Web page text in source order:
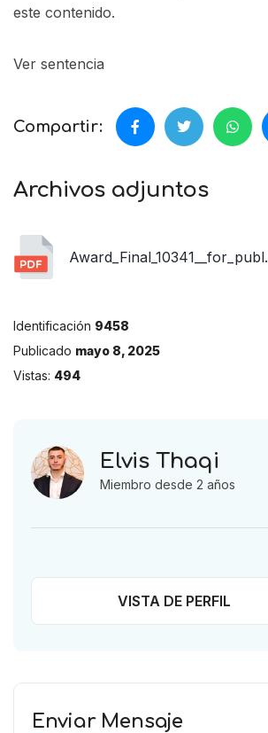
este contenido.
Ver sentencia
Compartir:
Archivos adjuntos
Award_Final_10341__for_publ._
Identificación 9458
Publicado mayo 8, 2025
Vistas: 494
Elvis Thaqi
Miembro desde 2 años
VISTA DE PERFIL
Enviar Mensaje